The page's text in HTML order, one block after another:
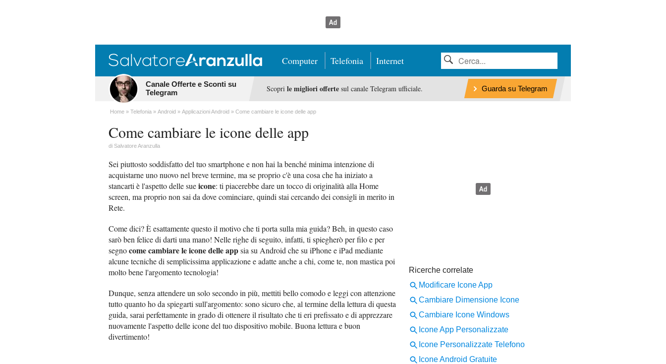
Computer Telefonia Internet
Canale Offerte e Sconti su
Telegram
Scopri le migliori offertesul canale Telegram ufficiale. Guarda su Telegram
Home Telefonia Android Applicazioni Android Come cambiare le icone delle app
Come cambiare le icone delle app
di Salvatore Aranzulla
Sei piuttosto soddisfatto del tuo smartphone e non hai la benché minima intenzione di
acquistarne uno nuovo nel breve termine, ma se proprio c'è una cosa che ha iniziato a
stancarti è l'aspetto delle sueicone: ti piacerebbe dare un tocco di originalità alla Home
screen, ma proprio non sai da dove cominciare, quindi stai cercando dei consigli in merito in
Rete.
Come dici? È esattamente questo il motivo che ti porta sulla mia guida? Beh, in questo caso
sarò ben felice di darti una mano! Nelle righe di seguito, infatti, ti spiegherò per filo e per
segnocome cambiare le icone delle appsia su Android che su iPhone e iPad mediante
alcune tecniche di semplicissima applicazione e adatte anche a chi, come te, non mastica poi
molto bene l'argomento tecnologia!
Dunque, senza attendere un solo secondo in più, mettiti bello comodo e leggi con attenzione
tutto quanto ho da spiegarti sull'argomento: sono sicuro che, al termine della lettura di questa
guida, sarai perfettamente in grado di ottenere il risultato che ti eri prefissato e di apprezzare
nuovamente l'aspetto delle icone del tuo dispositivo mobile. Buona lettura e buon
divertimento!